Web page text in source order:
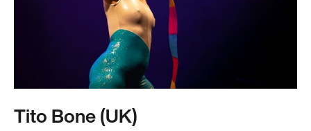
Tito Bone (UK)